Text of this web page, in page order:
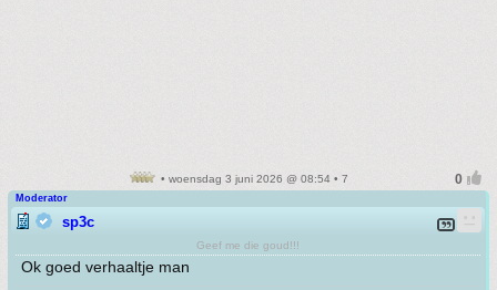
• woensdag 3 juni 2026 @ 08:54 • 7
Moderator
sp3c
Geef me die goud!!!
Ok goed verhaaltje man